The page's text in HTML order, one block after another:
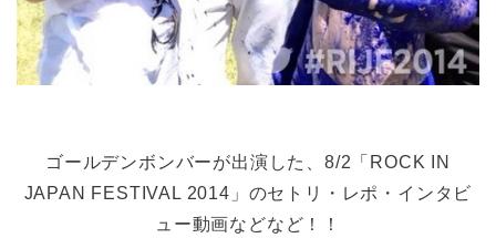
ゴールデンボンバーが出演した、8/2「ROCK IN
JAPAN FESTIVAL 2014」のセトリ・レポ・インタビ
ュー動画などなど！！